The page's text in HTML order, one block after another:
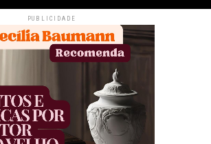
PUBLICIDADE